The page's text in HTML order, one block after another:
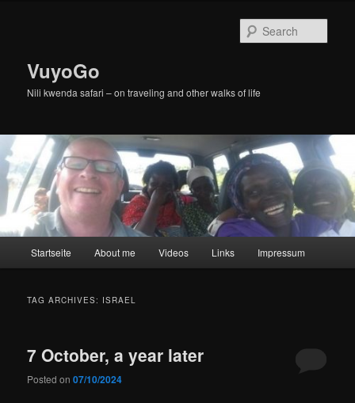
VuyoGo
Nili kwenda safari – on traveling and other walks of life
Startseite About me Videos Links Impressum
TAG ARCHIVES: ISRAEL
7 October, a year later
Posted on07/10/2024